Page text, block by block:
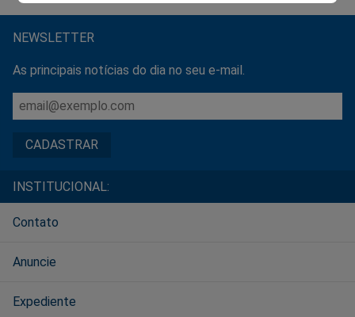
NEWSLETTER
As principais notícias do dia no seu e-mail.
INSTITUCIONAL:
Contato
Anuncie
Expediente